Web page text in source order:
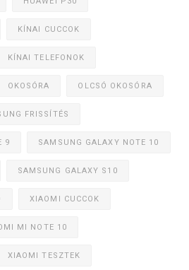
KÍNAI CUCCOK
KÍNAI TELEFONOK
OKOSÓRA OLCSÓ OKOSÓRA
FRISSÍTÉS
9 SAMSUNG GALAXY NOTE 10
SAMSUNG GALAXY S10
XIAOMI CUCCOK
MI NOTE 10
XIAOMI TESZTEK